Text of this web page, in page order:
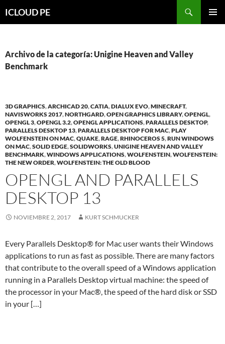
hacia
ICLOUD PE
Archivo de la categoría: Unigine Heaven and Valley
Benchmark
3D GRAPHICS,ARCHICAD 20,CATIA,DIALUX EVO,MINECRAFT,
NAVISWORKS 2017,NORTHGARD,OPEN GRAPHICS LIBRARY,OPENGL,
OPENGL 3,OPENGL 3.2,OPENGL APPLICATIONS,PARALLELS DESKTOP,
PARALLELS DESKTOP 13,PARALLELS DESKTOP FOR MAC,PLAY
WOLFENSTEIN ON MAC,QUAKE,RAGE,RHINOCEROS 5,RUN WINDOWS
ON MAC,SOLID EDGE,SOLIDWORKS,UNIGINE HEAVEN AND VALLEY
BENCHMARK,WINDOWS APPLICATIONS,WOLFENSTEIN,WOLFENSTEIN:
THE NEW ORDER,WOLFENSTEIN: THE OLD BLOOD
OPENGL AND PARALLELS
DESKTOP 13
NOVIEMBRE 2, 2017 KURT SCHMUCKER
Every Parallels Desktop® for Mac user wants their Windows
applications to run as fast as possible. There are many factors
that contribute to the overall speed of a Windows application
running in a Parallels Desktop virtual machine: the speed of
the processor in your Mac®, the speed of the hard disk or SSD
in your […]